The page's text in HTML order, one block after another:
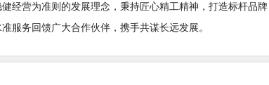
经营为准则的发展理念，秉持匠心精工精神，打造标杆品
服务回馈广大合作伙伴，携手共谋长远发展。